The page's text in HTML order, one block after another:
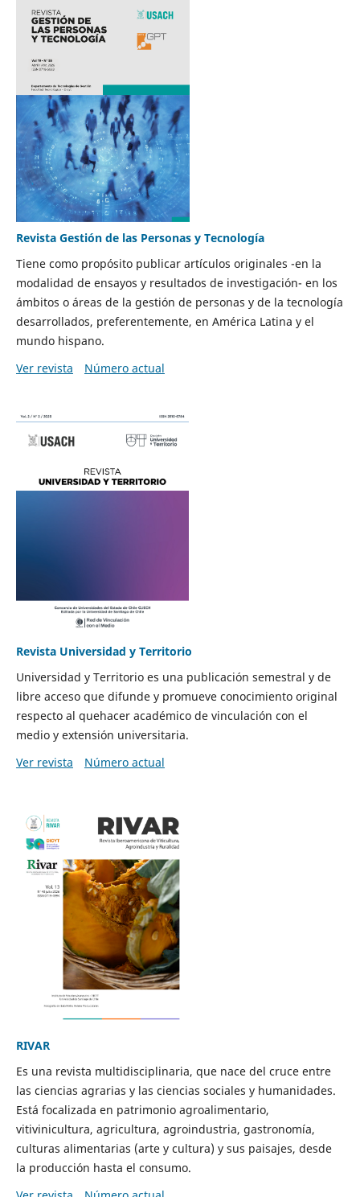
Revista Gestión de las Personas y Tecnología
Tiene como propósito publicar artículos originales -en la
modalidad de ensayos y resultados de investigación- en los
ámbitos o áreas de la gestión de personas y de la tecnología
desarrollados, preferentemente, en América Latina y el
mundo hispano.
Ver revista
Número actual
Revista Universidad y Territorio
Universidad y Territorio es una publicación semestral y de
libre acceso que difunde y promueve conocimiento original
respecto al quehacer académico de vinculación con el
medio y extensión universitaria.
Ver revista
Número actual
RIVAR
Es una revista multidisciplinaria, que nace del cruce entre
las ciencias agrarias y las ciencias sociales y humanidades.
Está focalizada en patrimonio agroalimentario,
vitivinicultura, agricultura, agroindustria, gastronomía,
culturas alimentarias (arte y cultura) y sus paisajes, desde
la producción hasta el consumo.